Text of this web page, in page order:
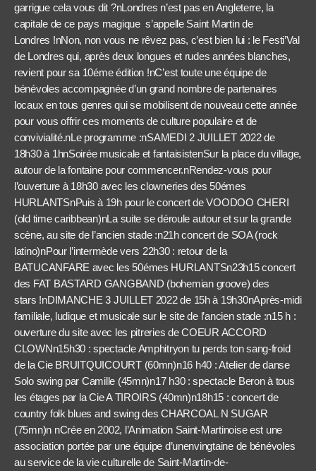
garrigue cela vous dit ?nLondres n’est pas en Angleterre, la
capitale de ce pays magique s’appelle Saint Martin de
Londres !nNon, non vous ne rêvez pas, c’est bien lui : le Festi’Val
de Londres qui, après deux longues et rudes années blanches,
revient pour sa 10éme édition !nC’est toute une équipe de
bénévoles accompagnée d’un grand nombre de partenaires
locaux en tous genres qui se mobilisent de nouveau cette année
pour vous offrir ces moments de culture populaire et de
convivialité.nLe programme :nSAMEDI 2 JUILLET 2022 de
18h30 à 1hnSoirée musicale et fantaisistenSur la place du village,
autour de la fontaine pour commencer.nRendez-vous pour
l’ouverture à 18h30 avec les clowneries des 50émes
HURLANTSnPuis à 19h pour le concert de VOODOO CHERI
(old time caribbean)nLa suite se déroule autour et sur la grande
scène, au site de l’ancien stade :n21h concert de SOA (rock
latino)nPour l’intermède vers 22h30 : retour de la
BATUCANFARE avec les 50émes HURLANTSn23h15 concert
des FAT BASTARD GANGBAND (bohemian groove) des
stars !nDIMANCHE 3 JUILLET 2022 de 15h à 19h30nAprès-midi
familiale, ludique et musicale sur le site de l’ancien stade :n15 h :
ouverture du site avec les pitreries de COEUR ACCORD
CLOWNn15h30 : spectacle Amphitryon tu perds ton sang-froid
de la Cie BRUITQUICOURT (60mn)n16 h40 : Atelier de danse
Solo swing par Camille (45mn)n17 h30 : spectacle Beron à tous
les étages par la Cie A TIROIRS (40mn)n18h15 : concert de
country folk blues and swing des CHARCOAL N SUGAR
(75mn)n nCrée en 2002, l’Animation Saint-Martinoise est une
association portée par une équipe d’unenvingtaine de bénévoles
au service de la vie culturelle de Saint-Martin-de-